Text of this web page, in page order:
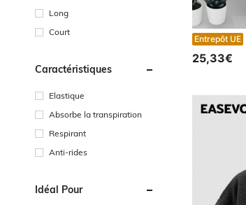
Long
Court
Caractéristiques
Elastique
Absorbe la transpiration
Respirant
Anti-rides
Idéal Pour
Entrepôt UE
25,33€